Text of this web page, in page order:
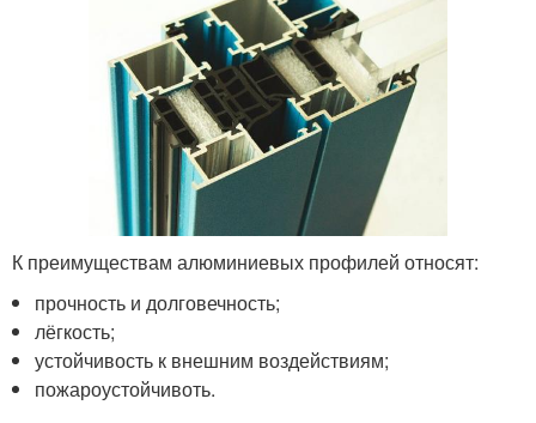
К преимуществам алюминиевых профилей относят:
прочность и долговечность;
лёгкость;
устойчивость к внешним воздействиям;
пожароустойчивоть.